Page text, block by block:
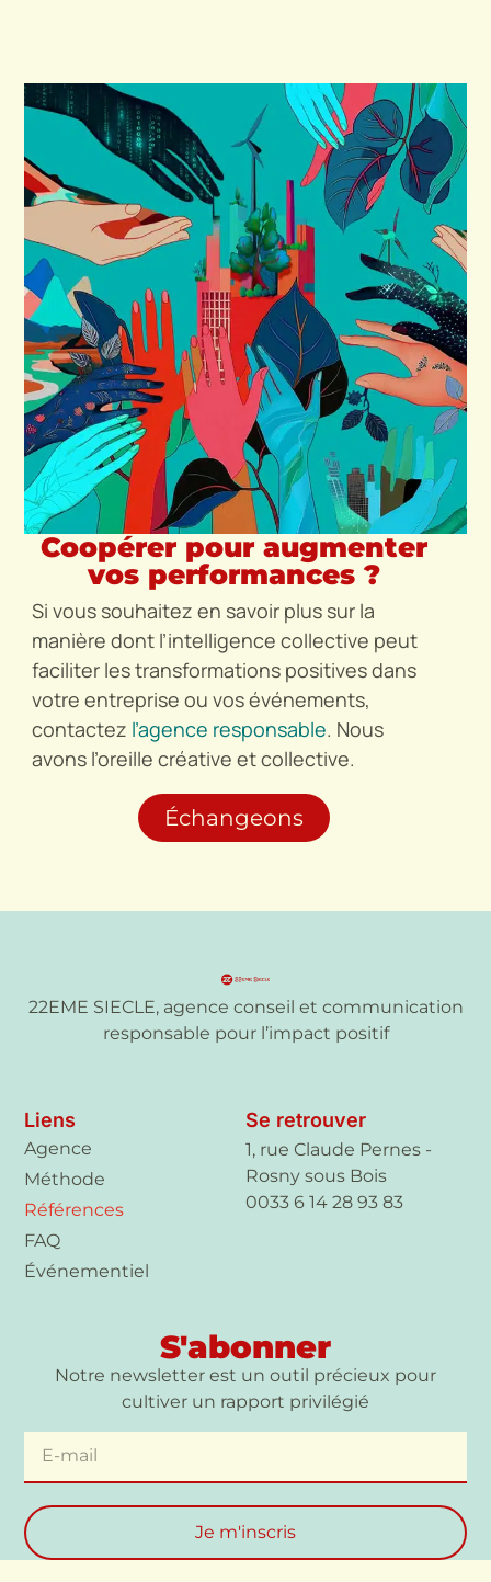
Coopérer pour augmenter
vos performances ?
Si vous souhaitez en savoir plus sur la
manière dont l’intelligence collective peut
faciliter les transformations positives dans
votre entreprise ou vos événements,
contactez l’agence responsable. Nous
avons l’oreille créative et collective.
Échangeons
22EME SIECLE, agence conseil et communication
responsable pour l’impact positif
Liens
Agence
Méthode
Références
FAQ
Événementiel
Se retrouver
1, rue Claude Pernes -
Rosny sous Bois
0033 6 14 28 93 83
S'abonner
Notre newsletter est un outil précieux pour
cultiver un rapport privilégié
Je m'inscris